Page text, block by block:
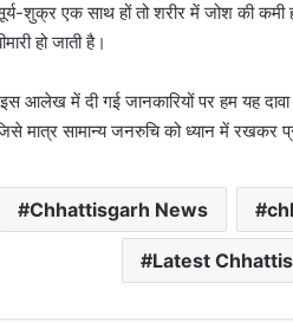
शुक्र एक साथ हों तो शरीर में जोश की कमी
हो जाती है।
आलेख में दी गई जानकारियों पर हम यह
मात्र सामान्य जनरुचि को ध्यान में रखकर
Chhattisgarh News
Latest